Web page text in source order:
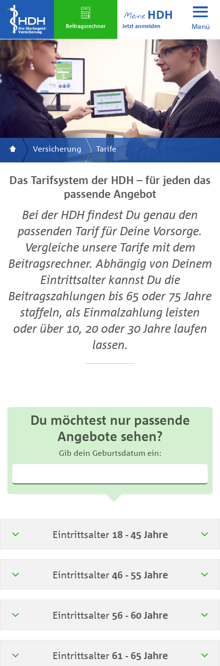
Skip
main
content
Beitrags­rechner Jetzt anmelden Menü
Versicherung Tarife
Das Tarifsystem der HDH – für jeden das
passende Angebot
Bei der HDH findest Du genau den
passenden Tarif für Deine Vorsorge.
Vergleiche unsere Tarife mit dem
Beitragsrechner. Abhängig von Deinem
Eintrittsalter kannst Du die
Beitragszahlungen bis 65 oder 75 Jahre
staffeln, als Einmalzahlung leisten
oder über 10, 20 oder 30 Jahre laufen
lassen.
Du möchtest nur passende
Angebote sehen?
Gib dein Geburtsdatum ein:
Eintrittsalter 18 - 45 Jahre
Eintrittsalter 46 - 55 Jahre
Eintrittsalter 56 - 60 Jahre
Eintrittsalter 61 - 65 Jahre